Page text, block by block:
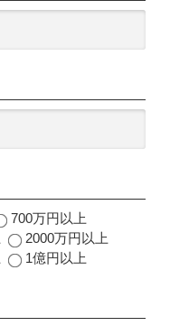
700万円以上
2000万円以上
1億円以上